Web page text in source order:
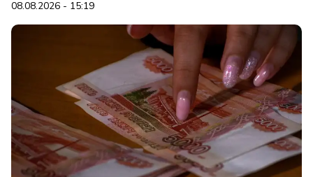
08.08.2026 - 15:19